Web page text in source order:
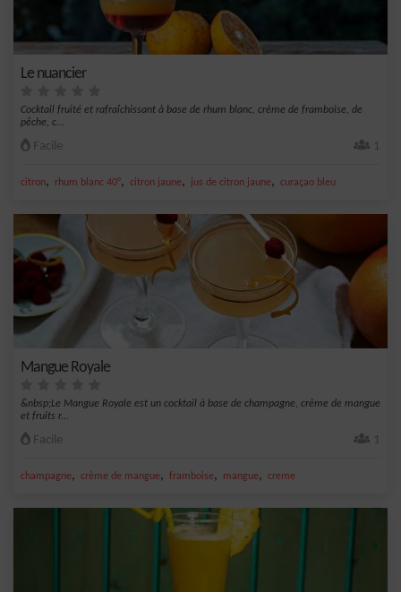
Le nuancier
Cocktail fruité et rafraîchissant à base de rhum blanc, crème de framboise, de
pêche, c...
Facile 1
citron, rhum blanc 40°, citron jaune, jus de citron jaune, curaçao bleu
Mangue Royale
&nbsp;Le Mangue Royale est un cocktail à base de champagne, crème de mangue
et fruits r...
Facile 1
champagne, crème de mangue, framboise, mangue, creme